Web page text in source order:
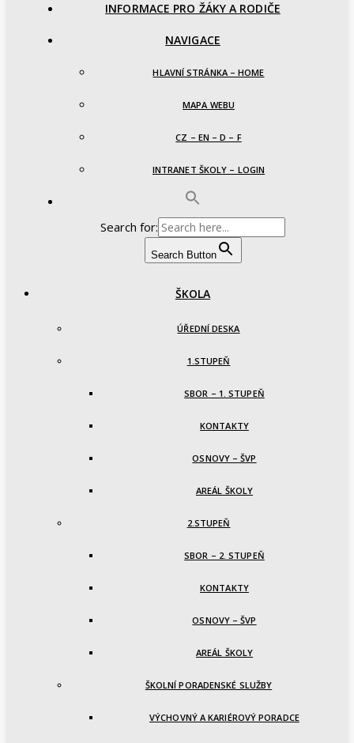
INFORMACE PRO ŽÁKY A RODIČE
NAVIGACE
HLAVNÍ STRÁNKA – HOME
MAPA WEBU
CZ – EN – D – F
INTRANET ŠKOLY – LOGIN
Search for:
Search Button
ŠKOLA
ÚŘEDNÍ DESKA
1.STUPEŇ
SBOR – 1. STUPEŇ
KONTAKTY
OSNOVY – ŠVP
AREÁL ŠKOLY
2.STUPEŇ
SBOR – 2. STUPEŇ
KONTAKTY
OSNOVY – ŠVP
AREÁL ŠKOLY
ŠKOLNÍ PORADENSKÉ SLUŽBY
VÝCHOVNÝ A KARIÉROVÝ PORADCE